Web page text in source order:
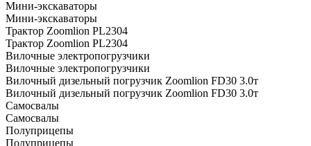
Мини-экскаваторы
Мини-экскаваторы
Трактор Zoomlion PL2304
Трактор Zoomlion PL2304
Вилочные электропогрузчики
Вилочные электропогрузчики
Вилочный дизельный погрузчик Zoomlion FD30 3.0т
Вилочный дизельный погрузчик Zoomlion FD30 3.0т
Самосвалы
Самосвалы
Полуприцепы
Полуприцепы